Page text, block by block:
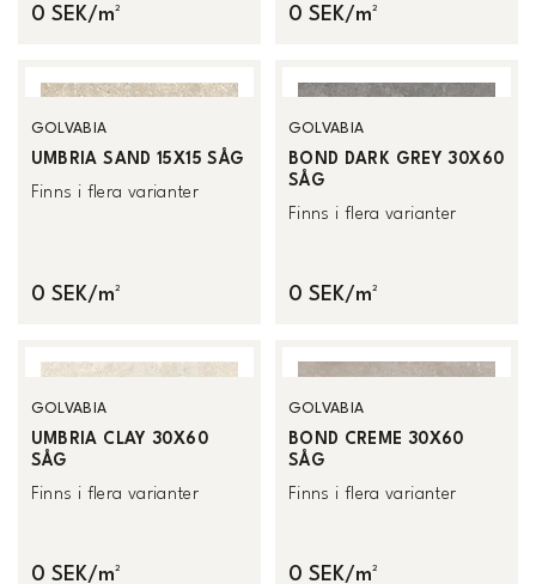
0 SEK/m² 0 SEK/m²
GOLVABIA
UMBRIA SAND 15X15 SÅG
Finns i flera varianter
0 SEK/m²
GOLVABIA
BOND DARK GREY 30X60
SÅG
Finns i flera varianter
0 SEK/m²
GOLVABIA
UMBRIA CLAY 30X60
SÅG
Finns i flera varianter
0 SEK/m²
GOLVABIA
BOND CREME 30X60
SÅG
Finns i flera varianter
0 SEK/m²